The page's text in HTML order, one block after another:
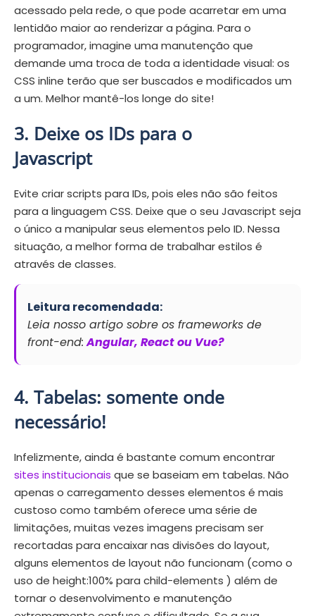
acessado pela rede, o que pode acarretar em uma
lentidão maior ao renderizar a página. Para o
programador, imagine uma manutenção que
demande uma troca de toda a identidade visual: os
CSS inline terão que ser buscados e modificados um
a um. Melhor mantê-los longe do site!
3. Deixe os IDs para o
Javascript
Evite criar scripts para IDs, pois eles não são feitos
para a linguagem CSS. Deixe que o seu Javascript seja
o único a manipular seus elementos pelo ID. Nessa
situação, a melhor forma de trabalhar estilos é
através de classes.
Leitura recomendada:
Leia nosso artigo sobre os frameworks de
front-end:Angular, React ou Vue?
4. Tabelas: somente onde
necessário!
Infelizmente, ainda é bastante comum encontrar
sites institucionais que se baseiam em tabelas. Não
apenas o carregamento desses elementos é mais
custoso como também oferece uma série de
limitações, muitas vezes imagens precisam ser
recortadas para encaixar nas divisões do layout,
alguns elementos de layout não funcionam (como o
uso de height:100% para child-elements ) além de
tornar o desenvolvimento e manutenção